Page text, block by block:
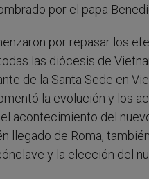
por el papa
por repasar los
las diócesis de
de la Santa Sede en
la evolución y los
acontecimiento del
llegado de Roma,
y la elección del